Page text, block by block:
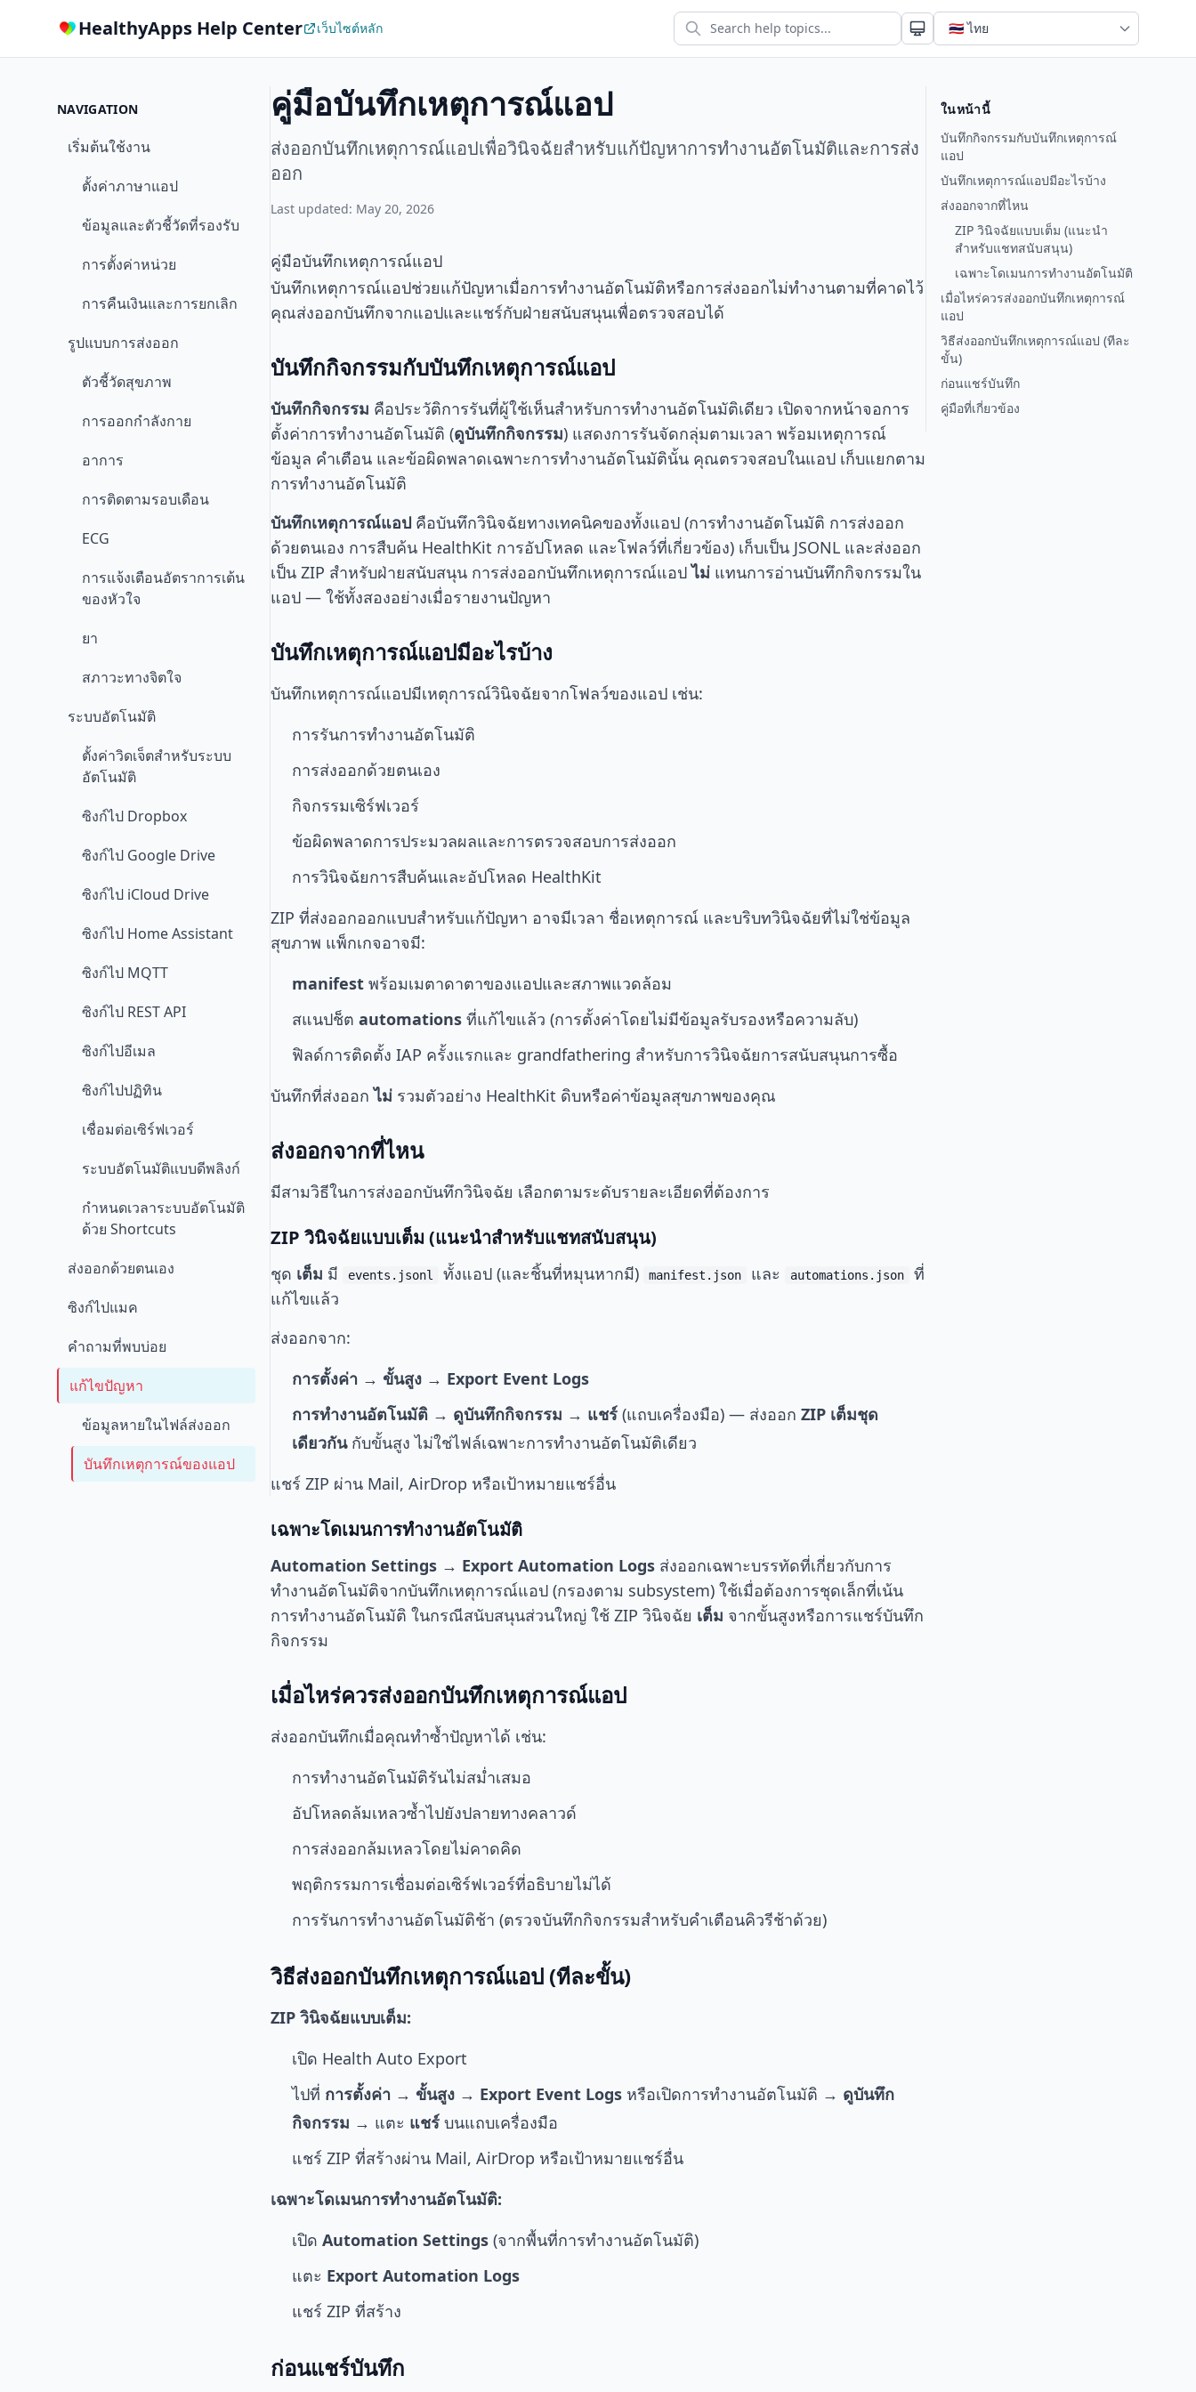
HealthyApps Help Center เว็บไซต์หลัก
NAVIGATION
เริ่มต้นใช้งาน
ตั้งค่าภาษาแอป
ข้อมูลและตัวชี้วัดที่รองรับ
การตั้งค่าหน่วย
การคืนเงินและการยกเลิก
รูปแบบการส่งออก
ตัวชี้วัดสุขภาพ
การออกกำลังกาย
อาการ
การติดตามรอบเดือน
ECG
การแจ้งเตือนอัตราการเต้น
ของหัวใจ
ยา
สภาวะทางจิตใจ
ระบบอัตโนมัติ
ตั้งค่าวิดเจ็ตสำหรับระบบ
อัตโนมัติ
ซิงก์ไป Dropbox
ซิงก์ไป Google Drive
ซิงก์ไป iCloud Drive
ซิงก์ไป Home Assistant
ซิงก์ไป MQTT
ซิงก์ไป REST API
ซิงก์ไปอีเมล
ซิงก์ไปปฏิทิน
เชื่อมต่อเซิร์ฟเวอร์
ระบบอัตโนมัติแบบดีพลิงก์
กำหนดเวลาระบบอัตโนมัติ
ด้วย Shortcuts
ส่งออกด้วยตนเอง
ซิงก์ไปแมค
คำถามที่พบบ่อย
แก้ไขปัญหา
ข้อมูลหายในไฟล์ส่งออก
บันทึกเหตุการณ์ของแอป
คู่มือบันทึกเหตุการณ์แอป
ส่งออกบันทึกเหตุการณ์แอปเพื่อวินิจฉัยสำหรับแก้ปัญหาการทำงานอัตโนมัติและการส่ง
ออก
Last updated: May 20, 2026
คู่มือบันทึกเหตุการณ์แอป
บันทึกเหตุการณ์แอปช่วยแก้ปัญหาเมื่อการทำงานอัตโนมัติหรือการส่งออกไม่ทำงานตามที่คาดไว้
คุณส่งออกบันทึกจากแอปและแชร์กับฝ่ายสนับสนุนเพื่อตรวจสอบได้
บันทึกกิจกรรมกับบันทึกเหตุการณ์แอป
บันทึกกิจกรรม คือประวัติการรันที่ผู้ใช้เห็นสำหรับการทำงานอัตโนมัติเดียว เปิดจากหน้าจอการ
ตั้งค่าการทำงานอัตโนมัติ (ดูบันทึกกิจกรรม) แสดงการรันจัดกลุ่มตามเวลา พร้อมเหตุการณ์
ข้อมูล คำเตือน และข้อผิดพลาดเฉพาะการทำงานอัตโนมัตินั้น คุณตรวจสอบในแอป เก็บแยกตาม
การทำงานอัตโนมัติ
บันทึกเหตุการณ์แอป คือบันทึกวินิจฉัยทางเทคนิคของทั้งแอป (การทำงานอัตโนมัติ การส่งออก
ด้วยตนเอง การสืบค้น HealthKit การอัปโหลด และโฟลว์ที่เกี่ยวข้อง) เก็บเป็น JSONL และส่งออก
เป็น ZIP สำหรับฝ่ายสนับสนุน การส่งออกบันทึกเหตุการณ์แอปไม่ แทนการอ่านบันทึกกิจกรรมใน
แอป — ใช้ทั้งสองอย่างเมื่อรายงานปัญหา
บันทึกเหตุการณ์แอปมีอะไรบ้าง
บันทึกเหตุการณ์แอปมีเหตุการณ์วินิจฉัยจากโฟลว์ของแอป เช่น:
การรันการทำงานอัตโนมัติ
การส่งออกด้วยตนเอง
กิจกรรมเซิร์ฟเวอร์
ข้อผิดพลาดการประมวลผลและการตรวจสอบการส่งออก
การวินิจฉัยการสืบค้นและอัปโหลด HealthKit
ZIP ที่ส่งออกออกแบบสำหรับแก้ปัญหา อาจมีเวลา ชื่อเหตุการณ์ และบริบทวินิจฉัยที่ไม่ใช่ข้อมูล
สุขภาพ แพ็กเกจอาจมี:
manifest พร้อมเมตาดาตาของแอปและสภาพแวดล้อม
สแนปช็ต automations ที่แก้ไขแล้ว (การตั้งค่าโดยไม่มีข้อมูลรับรองหรือความลับ)
ฟิลด์การติดตั้ง IAP ครั้งแรกและ grandfathering สำหรับการวินิจฉัยการสนับสนุนการซื้อ
บันทึกที่ส่งออกไม่ รวมตัวอย่าง HealthKit ดิบหรือค่าข้อมูลสุขภาพของคุณ
ส่งออกจากที่ไหน
มีสามวิธีในการส่งออกบันทึกวินิจฉัย เลือกตามระดับรายละเอียดที่ต้องการ
ZIP วินิจฉัยแบบเต็ม (แนะนำสำหรับแชทสนับสนุน)
ชุด เต็ม มี events.jsonl ทั้งแอป (และชิ้นที่หมุนหากมี) manifest.json และ automations.json
ที่
แก้ไขแล้ว
ส่งออกจาก:
การตั้งค่า → ขั้นสูง → Export Event Logs
การทำงานอัตโนมัติ → ดูบันทึกกิจกรรม → แชร์ (แถบเครื่องมือ) — ส่งออก ZIP เต็มชุด
เดียวกันกับขั้นสูง ไม่ใช่ไฟล์เฉพาะการทำงานอัตโนมัติเดียว
แชร์ ZIP ผ่าน Mail, AirDrop หรือเป้าหมายแชร์อื่น
เฉพาะโดเมนการทำงานอัตโนมัติ
Automation Settings → Export Automation Logs ส่งออกเฉพาะบรรทัดที่เกี่ยวกับการ
ทำงานอัตโนมัติจากบันทึกเหตุการณ์แอป (กรองตาม subsystem) ใช้เมื่อต้องการชุดเล็กที่เน้น
การทำงานอัตโนมัติ ในกรณีสนับสนุนส่วนใหญ่ ใช้ ZIP วินิจฉัย เต็ม จากขั้นสูงหรือการแชร์บันทึก
กิจกรรม
เมื่อไหร่ควรส่งออกบันทึกเหตุการณ์แอป
ส่งออกบันทึกเมื่อคุณทำซ้ำปัญหาได้ เช่น:
การทำงานอัตโนมัติรันไม่สม่ำเสมอ
อัปโหลดล้มเหลวซ้ำไปยังปลายทางคลาวด์
การส่งออกล้มเหลวโดยไม่คาดคิด
พฤติกรรมการเชื่อมต่อเซิร์ฟเวอร์ที่อธิบายไม่ได้
การรันการทำงานอัตโนมัติช้า (ตรวจบันทึกกิจกรรมสำหรับคำเตือนคิวรีช้าด้วย)
วิธีส่งออกบันทึกเหตุการณ์แอป (ทีละขั้น)
ZIP วินิจฉัยแบบเต็ม:
เปิด Health Auto Export
ไปที่ การตั้งค่า → ขั้นสูง → Export Event Logs หรือเปิดการทำงานอัตโนมัติ → ดูบันทึก
กิจกรรม → แตะ แชร์ บนแถบเครื่องมือ
แชร์ ZIP ที่สร้างผ่าน Mail, AirDrop หรือเป้าหมายแชร์อื่น
เฉพาะโดเมนการทำงานอัตโนมัติ:
เปิด Automation Settings (จากพื้นที่การทำงานอัตโนมัติ)
แตะ Export Automation Logs
แชร์ ZIP ที่สร้าง
ก่อนแชร์บันทึก
ในหน้านี้
บันทึกกิจกรรมกับบันทึกเหตุการณ์
แอป
บันทึกเหตุการณ์แอปมีอะไรบ้าง
ส่งออกจากที่ไหน
ZIP วินิจฉัยแบบเต็ม (แนะนำ
สำหรับแชทสนับสนุน)
เฉพาะโดเมนการทำงานอัตโนมัติ
เมื่อไหร่ควรส่งออกบันทึกเหตุการณ์
แอป
วิธีส่งออกบันทึกเหตุการณ์แอป (ทีละ
ขั้น)
ก่อนแชร์บันทึก
คู่มือที่เกี่ยวข้อง